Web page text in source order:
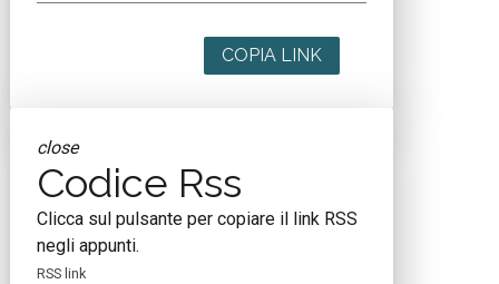
COPIA LINK
close
Codice Rss
Clicca sul pulsante per copiare il link RSS
negli appunti.
RSS link